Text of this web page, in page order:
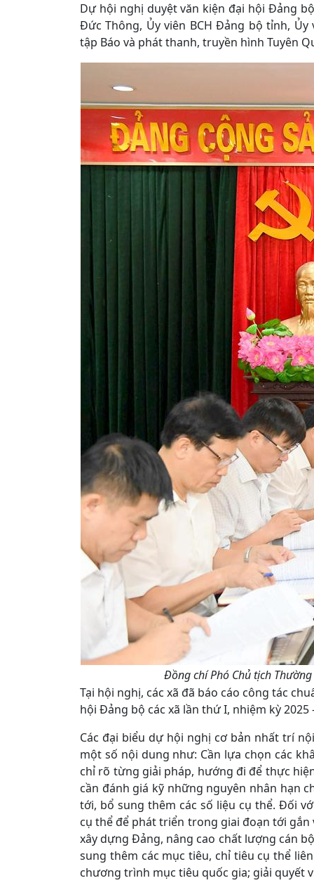
Dự hội nghị duyệt văn kiện đại hội Đảng
Đức Thông, Ủy viên BCH Đảng bộ tỉnh,
tập Báo và phát thanh, truyền hình Tuyên
Đồng chí Phó Chủ tịch
Tại hội nghị, các xã đã báo cáo công tác
hội Đảng bộ các xã lần thứ I, nhiệm kỳ 2025
Các đại biểu dự hội nghị cơ bản nhất trí
một số nội dung như: Cần lựa chọn các
chỉ rõ từng giải pháp, hướng đi để thực
cần đánh giá kỹ những nguyên nhân hạn
tới, bổ sung thêm các số liệu cụ thể. Đối
cụ thể để phát triển trong giai đoạn tới
xây dựng Đảng, nâng cao chất lượng cán
sung thêm các mục tiêu, chỉ tiêu cụ thể
chương trình mục tiêu quốc gia; giải quyết